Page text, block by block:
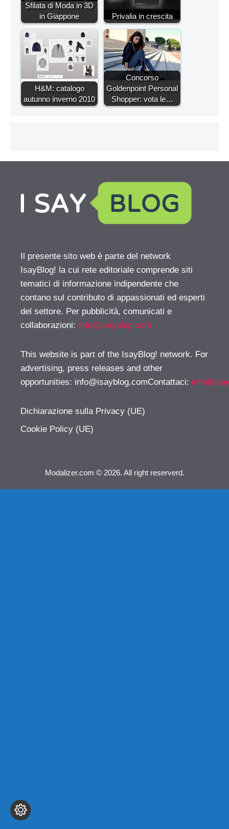
Sfilata di Moda in 3D
in Giappone
Privalia in crescita
H&M: catalogo
autunno inverno 2010
Concorso
Goldenpoint Personal
Shopper: vota le…
Il presente sito web è parte del network
IsayBlog! la cui rete editoriale comprende siti
tematici di informazione indipendente che
contano sul contributo di appassionati ed esperti
del settore. Per pubblicità, comunicati e
collaborazioni: info@isayblog.com
This website is part of the IsayBlog! network. For
advertising, press releases and other
opportunities: info@isayblog.comContattaci:
Dichiarazione sulla Privacy (UE)
Cookie Policy (UE)
Modalizer.com © 2026. All right reserverd.